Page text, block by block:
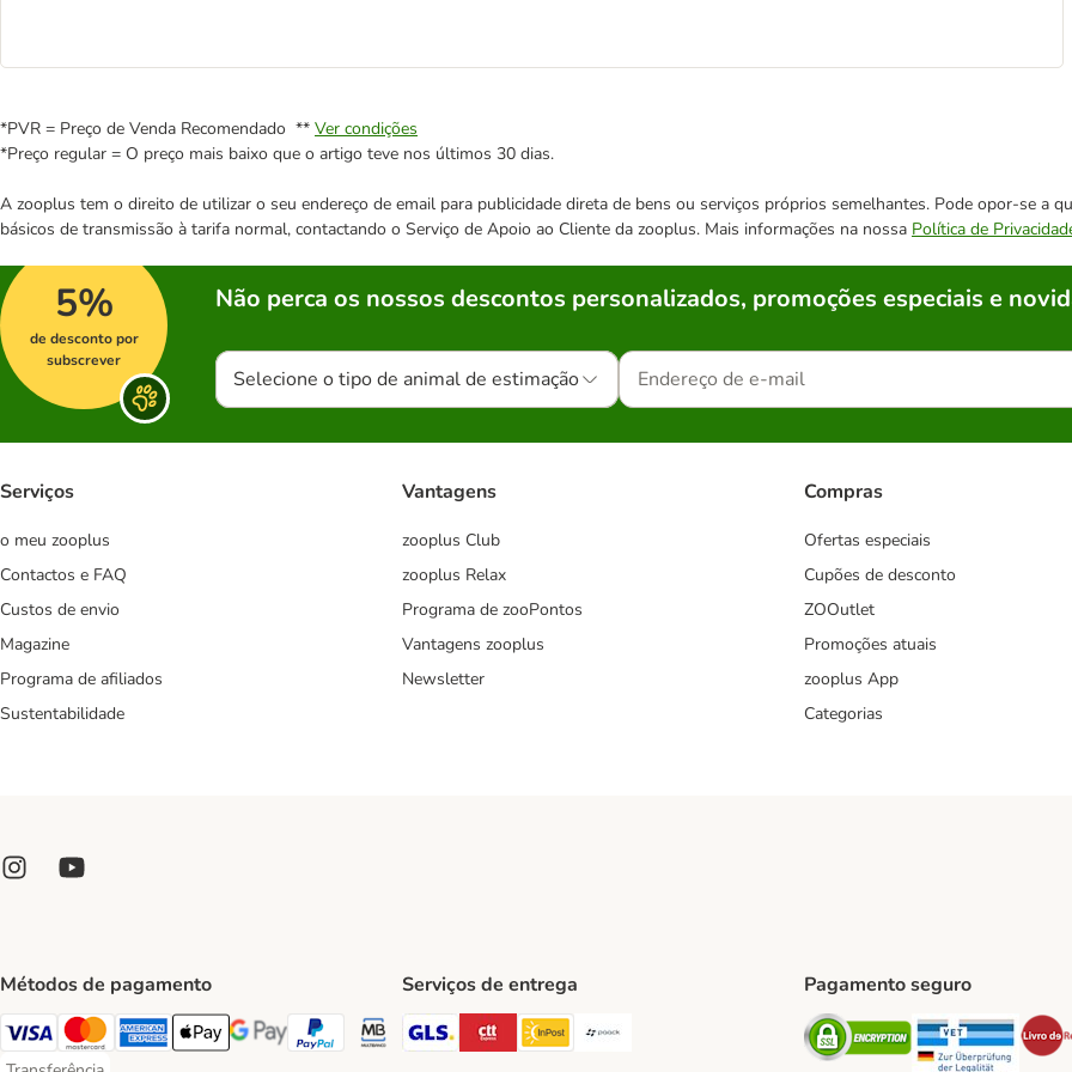
*PVR = Preço de Venda Recomendado ** Ver condições
*Preço regular = O preço mais baixo que o artigo teve nos últimos 30 dias.
A zooplus tem o direito de utilizar o seu endereço de email para publicidade direta de bens ou serviços próprios semelhantes. Pode opor-se a
básicos de transmissão à tarifa normal, contactando o Serviço de Apoio ao Cliente da zooplus. Mais informações na nossa Política de
5%
de desconto por
subscrever
Não perca os nossos descontos personalizados, promoções especiais e
Selecione o tipo de animal de estimação
Serviços
o meu zooplus
Contactos e FAQ
Custos de envio
Magazine
Programa de afiliados
Sustentabilidade
Vantagens
zooplus Club
zooplus Relax
Programa de zooPontos
Vantagens zooplus
Newsletter
Compras
Ofertas especiais
Cupões de desconto
ZOOutlet
Promoções atuais
zooplus App
Categorias
Métodos de pagamento
Visa Payment Method
Mastercard Payment Method
American Express Payment Method
Apple Pay Payment Method
Google Pay Payment Method
PayPal Payment Method
Multibanco Payment Method
Serviços de entrega
GLS Shipping Method
CTTExpress Shipping Method
InPost Shipping Method
Paack Shipping Method
Pagamento seguro
Security